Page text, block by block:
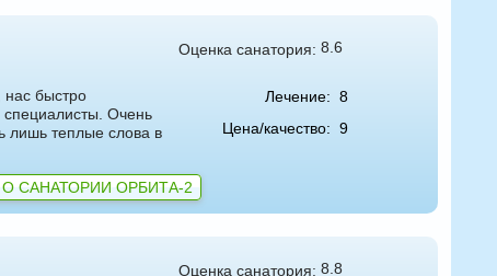
Оценка санатория: 8.6
нас быстро
специалисты. Очень
лишь теплые слова в
Лечение: 8
Цена/качество: 9
САНАТОРИИ ОРБИТА-2
Оценка санатория: 8.8